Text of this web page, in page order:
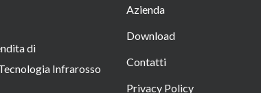
di
Infrarosso
Azienda
Download
Contatti
Privacy Policy